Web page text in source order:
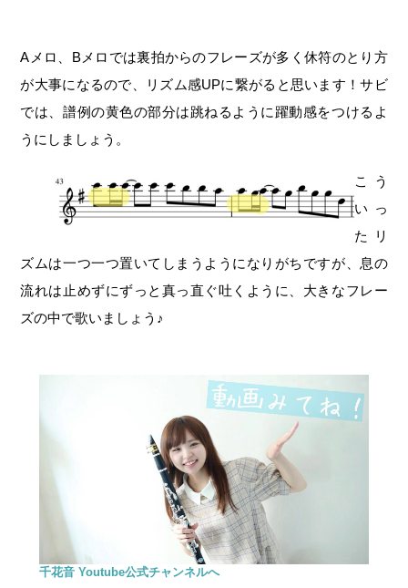
Aメロ、Bメロでは裏拍からのフレーズが多く休符のとり方
が大事になるので、リズム感UPに繋がると思います！サビ
では、譜例の黄色の部分は跳ねるように躍動感をつけるよ
うにしましょう。
こう
いっ
たリ
ズムは一つ一つ置いてしまうようになりがちですが、息の
流れは止めずにずっと真っ直ぐ吐くように、大きなフレー
ズの中で歌いましょう♪
千花音 Youtube公式チャンネルへ